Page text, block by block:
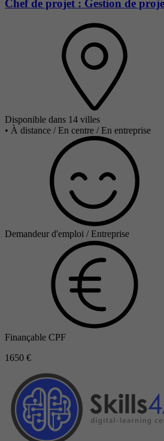
Chef de projet : Gestion de
Disponible dans 14 villes
• À distance / En centre / En entreprise
Demandeur d'emploi / Entreprise
Finançable CPF
1650 €